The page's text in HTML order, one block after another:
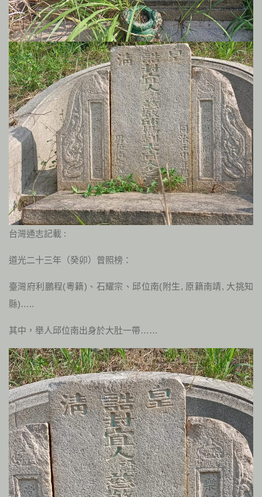
台灣通志記載 :
道光二十三年（癸卯）曾照榜：
臺灣府利鵬程(粵籍)、石耀宗、邱位南(附生, 原籍南靖, 大挑知
縣)…..
其中，舉人邱位南出身於大肚一帶……